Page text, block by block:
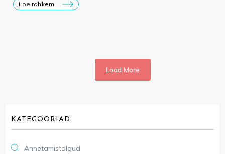
Loe rohkem
Load More
KATEGOORIAD
Annetamistalgud